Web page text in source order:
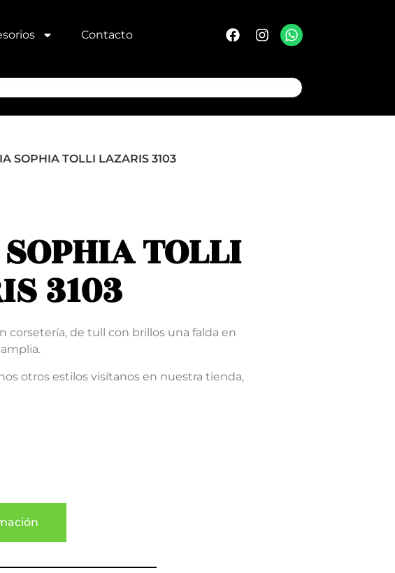
Contacto
SOPHIA TOLLI LAZARIS 3103
TOLLI
3103
corsetería, de tull con brillos una falda en
otros estilos visítanos en nuestra tienda,